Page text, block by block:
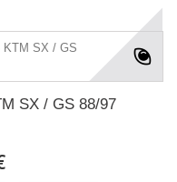
SX / GS 88/97